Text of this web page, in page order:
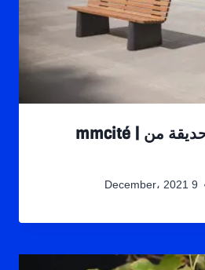
إصلاحات | مقعد حديقة من mmcité |
9 December، 2021